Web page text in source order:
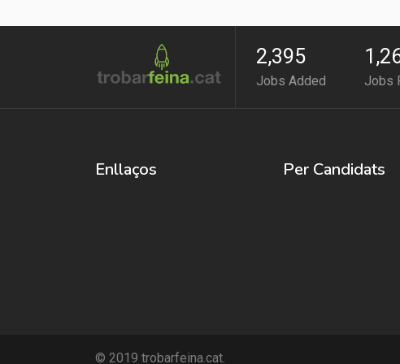
2,395
Jobs Added Jobs
Enllaços Per Candidats
© 2019 trobarfeina.cat.